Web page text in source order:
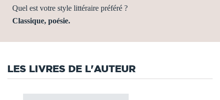
Quel est votre style littéraire préféré ?
Classique, poésie.
LES LIVRES DE L'AUTEUR